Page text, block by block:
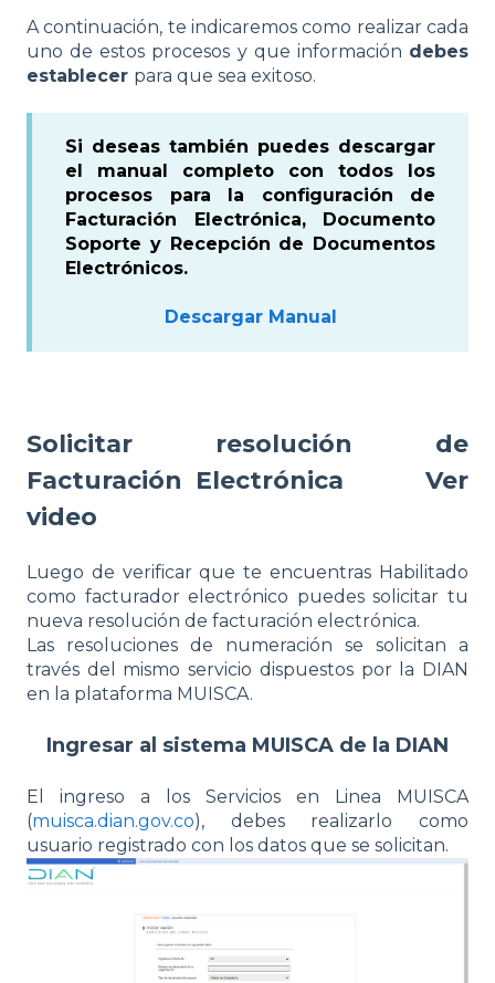
A continuación, te indicaremos como realizar cada
uno de estos procesos y que información debes
establecer para que sea exitoso.
Si deseas también puedes descargar
el manual completo con todos los
procesos para la configuración de
Facturación Electrónica, Documento
Soporte y Recepción de Documentos
Electrónicos.
Descargar Manual
Solicitar resolución de
Facturación Electrónica Ver
video
Luego de verificar que te encuentras Habilitado
como facturador electrónico puedes solicitar tu
nueva resolución de facturación electrónica.
Las resoluciones de numeración se solicitan a
través del mismo servicio dispuestos por la DIAN
en la plataforma MUISCA.
Ingresar al sistema MUISCA de la DIAN
El ingreso a los Servicios en Linea MUISCA
(muisca.dian.gov.co), debes realizarlo como
usuario registrado con los datos que se solicitan.